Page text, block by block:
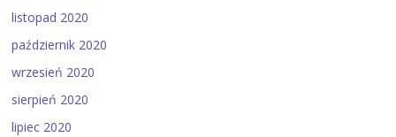
listopad 2020
październik 2020
wrzesień 2020
sierpień 2020
lipiec 2020